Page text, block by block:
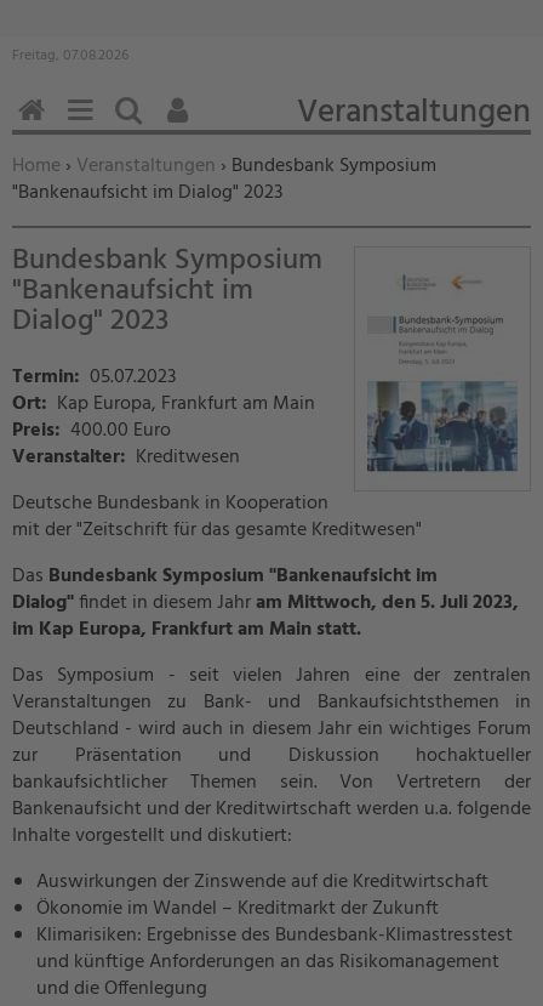
Freitag, 07.08.2026
Veranstaltungen
Sie befinden sich hier:
Home › Veranstaltungen › Bundesbank Symposium
"Bankenaufsicht im Dialog" 2023
Bundesbank Symposium
"Bankenaufsicht im
Dialog" 2023
Termin: 05.07.2023
Ort: Kap Europa, Frankfurt am Main
Preis: 400.00 Euro
Veranstalter: Kreditwesen
Deutsche Bundesbank in Kooperation
mit der "Zeitschrift für das gesamte Kreditwesen"
Das Bundesbank Symposium "Bankenaufsicht im
Dialog"findet in diesem Jahram Mittwoch, den 5. Juli 2023,
im Kap Europa, Frankfurt am Main statt.
Das Symposium - seit vielen Jahren eine der zentralen
Veranstaltungen zu Bank- und Bankaufsichtsthemen in
Deutschland - wird auch in diesem Jahr ein wichtiges Forum
zur Präsentation und Diskussion hochaktueller
bankaufsichtlicher Themen sein. Von Vertretern der
Bankenaufsicht und der Kreditwirtschaft werden u.a. folgende
Inhalte vorgestellt und diskutiert:
Auswirkungen der Zinswende auf die Kreditwirtschaft
Ökonomie im Wandel – Kreditmarkt der Zukunft
Klimarisiken: Ergebnisse des Bundesbank-Klimastresstest
und künftige Anforderungen an das Risikomanagement
und die Offenlegung
HOMEMENÜSUCHEN
BENUTZERFUNKTIONEN